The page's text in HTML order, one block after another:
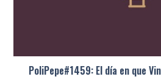
PoliPepe#1459: El día en que